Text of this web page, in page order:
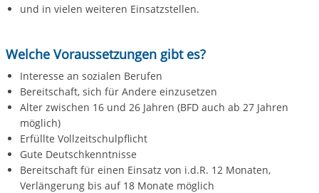
und in vielen weiteren Einsatzstellen.
Welche Voraussetzungen gibt es?
Interesse an sozialen Berufen
Bereitschaft, sich für Andere einzusetzen
Alter zwischen 16 und 26 Jahren (BFD auch ab 27 Jahren
möglich)
Erfüllte Vollzeitschulpflicht
Gute Deutschkenntnisse
Bereitschaft für einen Einsatz von i.d.R. 12 Monaten,
Verlängerung bis auf 18 Monate möglich